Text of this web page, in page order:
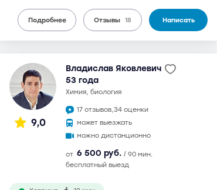
Подробнее Отзывы 18 Написать
9,0
Владислав Яковлевич
53 года
химия, биология
17 отзывов,34 оценки
может выезжать
можно дистанционно
от 6 500 руб. / 90 мин.
бесплатный выезд